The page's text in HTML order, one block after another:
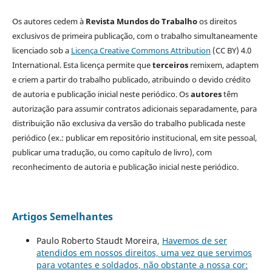
Os autores cedem à Revista Mundos do Trabalhoos direitos
exclusivos de primeira publicação, com o trabalho simultaneamente
licenciado sob a Licença Creative Commons Attribution (CC BY) 4.0
International. Esta licença permite queterceirosremixem, adaptem
e criem a partir do trabalho publicado, atribuindo o devido crédito
de autoria e publicação inicial neste periódico. Osautorestêm
autorização para assumir contratos adicionais separadamente, para
distribuição não exclusiva da versão do trabalho publicada neste
periódico (ex.: publicar em repositório institucional, em site pessoal,
publicar uma tradução, ou como capítulo de livro), com
reconhecimento de autoria e publicação inicial neste periódico.
Artigos Semelhantes
Paulo Roberto Staudt Moreira, Havemos de ser
atendidos em nossos direitos, uma vez que servimos
para votantes e soldados, não obstante a nossa cor: